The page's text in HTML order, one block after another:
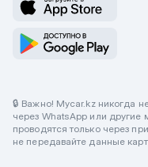
🔒 Важно! Mycar.kz никогда
через WhatsApp или
проводятся только через
не передавайте данные